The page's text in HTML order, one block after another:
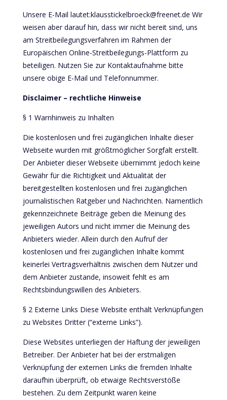
Unsere E-Mail lautet:klausstickelbroeck@freenet.de Wir
weisen aber darauf hin, dass wir nicht bereit sind, uns
am Streitbeilegungsverfahren im Rahmen der
Europäischen Online-Streitbeilegungs-Plattform zu
beteiligen. Nutzen Sie zur Kontaktaufnahme bitte
unsere obige E-Mail und Telefonnummer.
Disclaimer – rechtliche Hinweise
§ 1 Warnhinweis zu Inhalten
Die kostenlosen und frei zugänglichen Inhalte dieser
Webseite wurden mit größtmöglicher Sorgfalt erstellt.
Der Anbieter dieser Webseite übernimmt jedoch keine
Gewähr für die Richtigkeit und Aktualität der
bereitgestellten kostenlosen und frei zugänglichen
journalistischen Ratgeber und Nachrichten. Namentlich
gekennzeichnete Beiträge geben die Meinung des
jeweiligen Autors und nicht immer die Meinung des
Anbieters wieder. Allein durch den Aufruf der
kostenlosen und frei zugänglichen Inhalte kommt
keinerlei Vertragsverhältnis zwischen dem Nutzer und
dem Anbieter zustande, insoweit fehlt es am
Rechtsbindungswillen des Anbieters.
§ 2 Externe Links Diese Website enthält Verknüpfungen
zu Websites Dritter (“externe Links”).
Diese Websites unterliegen der Haftung der jeweiligen
Betreiber. Der Anbieter hat bei der erstmaligen
Verknüpfung der externen Links die fremden Inhalte
daraufhin überprüft, ob etwaige Rechtsverstöße
bestehen. Zu dem Zeitpunkt waren keine